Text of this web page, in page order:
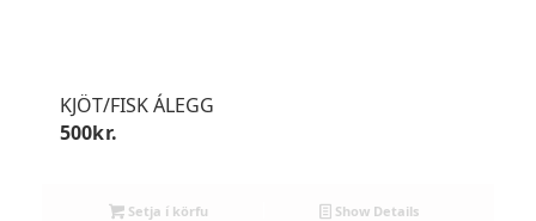
KJÖT/FISK ÁLEGG
500kr.
Setja í körfu Show Details